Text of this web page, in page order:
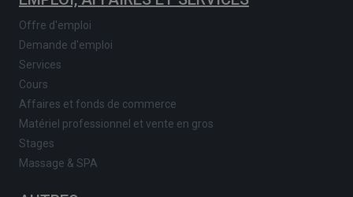
Offre d'emploi
Demande d'emploi
Services
Cours
Affaires et fonds de commerce
Matériel professionnel et vente en gros
Stages
Massage & SPA